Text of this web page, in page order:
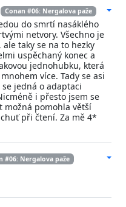
Conan #06: Nergalova paže
do smrtí nasáklého
netvory. Všechno je
taky se na to hezky
uspěchaný konec a
jednohubku, která
více. Tady se asi
jedná o adaptaci
i přesto jsem se
možná pomohla větší
při čtení. Za mě 4*
#06: Nergalova paže